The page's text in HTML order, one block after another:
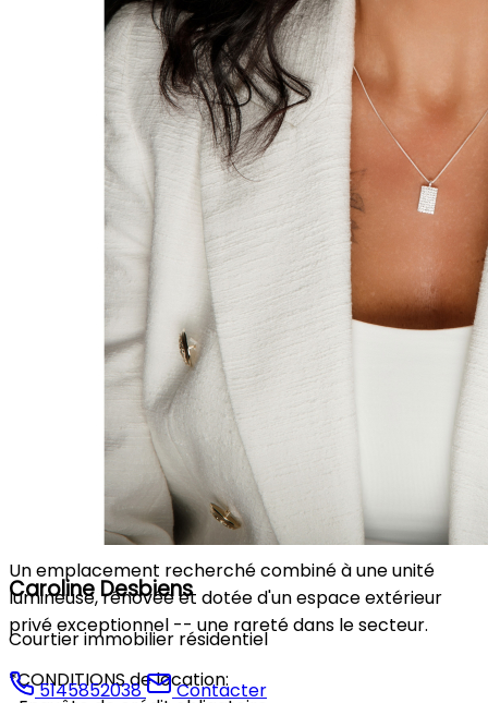
*À distance de marche du métro Papineau
*Accès rapide aux lignes d'autobus majeures
*Pistes cyclables à proximité
*Accès facile aux ponts et aux grands axes routiers
*Services et commodités à proximité :
*Épiceries, pharmacies et commerces de quartier
*Restaurants, cafés et boulangeries
*Parc La Fontaine à courte distance
*Centres communautaires et installations sportives
*Institutions scolaires et services essentiels
Un emplacement recherché combiné à une unité
lumineuse, rénovée et dotée d'un espace extérieur
privé exceptionnel -- une rareté dans le secteur.
*CONDITIONS de location:
Caroline Desbiens
Courtier immobilier résidentiel
5145852038 Contacter